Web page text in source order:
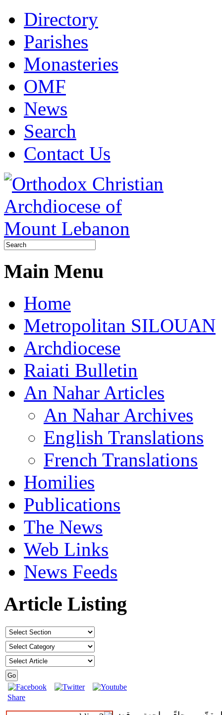
Directory
Parishes
Monasteries
OMF
News
Search
Contact Us
Main Menu
Home
Metropolitan SILOUAN
Archdiocese
Raiati Bulletin
An Nahar Articles
An Nahar Archives
English Translations
French Translations
Homilies
Publications
The News
Web Links
News Feeds
Article Listing
Share